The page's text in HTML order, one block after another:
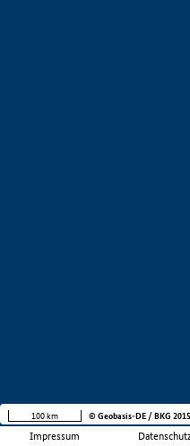
Impressum
100 km © Geobasis-DE / BKG 2015